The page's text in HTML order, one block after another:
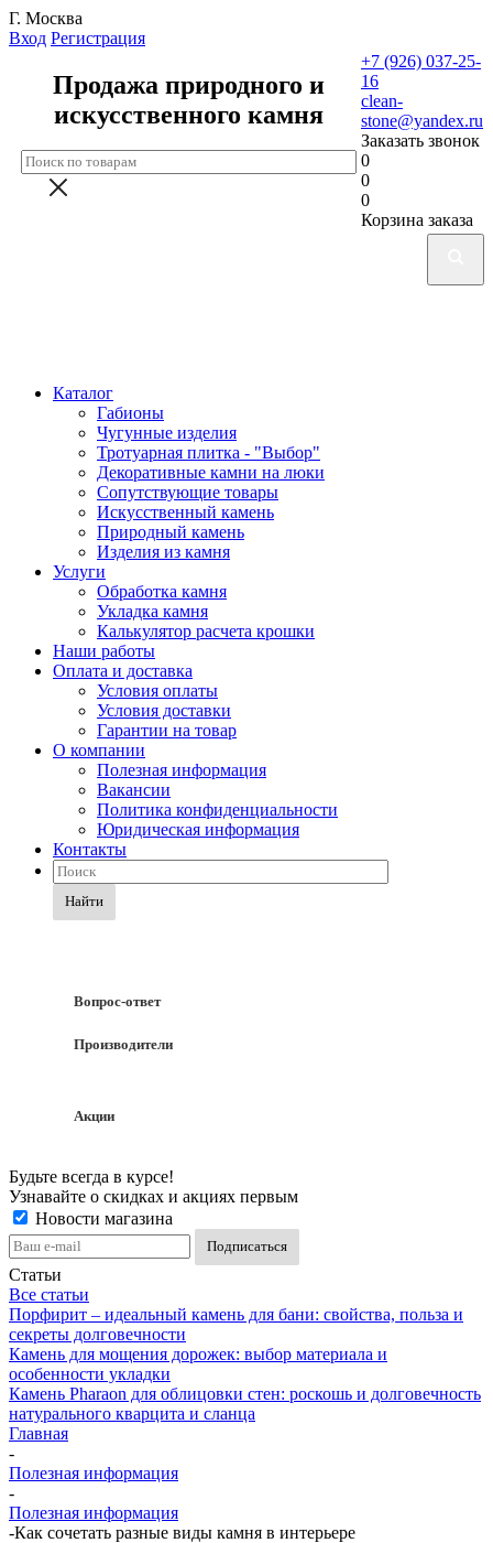
Г. Москва
Вход Регистрация
Продажа природного и
искусственного камня
+7 (926) 037-25-
16
clean-
stone@yandex.ru
Заказать звонок
0
0
0
Корзина заказа
Каталог
Габионы
Чугунные изделия
Тротуарная плитка - "Выбор"
Декоративные камни на люки
Сопутствующие товары
Искусственный камень
Природный камень
Изделия из камня
Услуги
Обработка камня
Укладка камня
Калькулятор расчета крошки
Наши работы
Оплата и доставка
Условия оплаты
Условия доставки
Гарантии на товар
О компании
Полезная информация
Вакансии
Политика конфиденциальности
Юридическая информация
Контакты
Найти
Вопрос-ответ
Производители
Акции
Будьте всегда в курсе!
Узнавайте о скидках и акциях первым
Новости магазина
Статьи
Все статьи
Порфирит – идеальный камень для бани: свойства, польза и
секреты долговечности
Камень для мощения дорожек: выбор материала и
особенности укладки
Камень Pharaon для облицовки стен: роскошь и долговечность
натурального кварцита и сланца
Главная
-
Полезная информация
-
Полезная информация
-Как сочетать разные виды камня в интерьере